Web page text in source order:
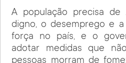
A população precisa de
digno, o desemprego e
força no país, e o
adotar medidas que